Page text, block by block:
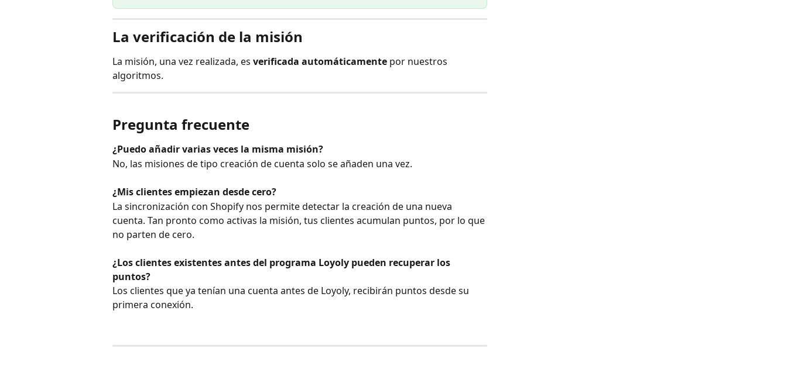
La verificación de la misión
La misión, una vez realizada, es verificada automáticamente por nuestros
algoritmos.
Pregunta frecuente
¿Puedo añadir varias veces la misma misión?
No, las misiones de tipo creación de cuenta solo se añaden una vez.
¿Mis clientes empiezan desde cero?
La sincronización con Shopify nos permite detectar la creación de una nueva
cuenta. Tan pronto como activas la misión, tus clientes acumulan puntos, por lo que
no parten de cero.
¿Los clientes existentes antes del programa Loyoly pueden recuperar los
puntos?
Los clientes que ya tenían una cuenta antes de Loyoly, recibirán puntos desde su
primera conexión.